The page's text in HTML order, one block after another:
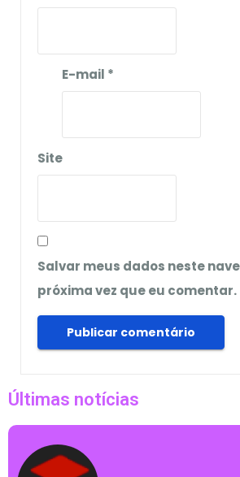
E-mail *
Site
Salvar meus dados neste
próxima vez que eu comentar.
Últimas notícias